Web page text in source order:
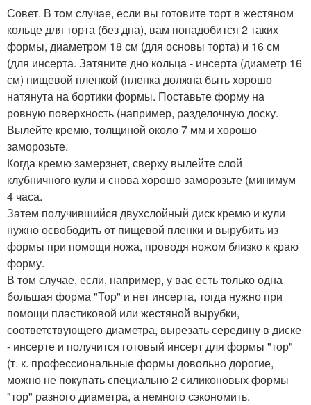
Совет. В том случае, если вы готовите торт в жестяном
кольце для торта (без дна), вам понадобится 2 таких
формы, диаметром 18 см (для основы торта) и 16 см
(для инсерта. Затяните дно кольца - инсерта (диаметр 16
см) пищевой пленкой (пленка должна быть хорошо
натянута на бортики формы. Поставьте форму на
ровную поверхность (например, разделочную доску.
Вылейте кремю, толщиной около 7 мм и хорошо
заморозьте.
Когда кремю замерзнет, сверху вылейте слой
клубничного кули и снова хорошо заморозьте (минимум
4 часа.
Затем получившийся двухслойный диск кремю и кули
нужно освободить от пищевой пленки и вырубить из
формы при помощи ножа, проводя ножом близко к краю
форму.
В том случае, если, например, у вас есть только одна
большая форма "Тор" и нет инсерта, тогда нужно при
помощи пластиковой или жестяной вырубки,
соответствующего диаметра, вырезать середину в диске
- инсерте и получится готовый инсерт для формы "тор"
(т. к. профессиональные формы довольно дорогие,
можно не покупать специально 2 силиконовых формы
"тор" разного диаметра, а немного сэкономить.